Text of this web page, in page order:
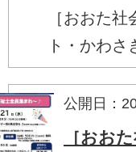
［おおた
ト・かわさ
公開日：
［おお